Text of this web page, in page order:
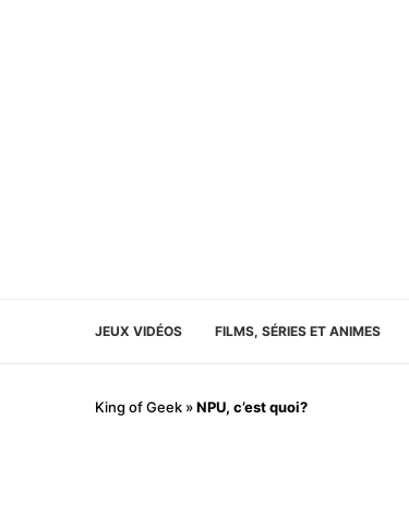
JEUX VIDÉOS FILMS, SÉRIES ET ANIMES
King of Geek »NPU, c’est quoi?